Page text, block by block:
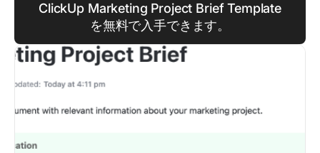
ClickUp Marketing Project Brief Template
を無料で入手できます。